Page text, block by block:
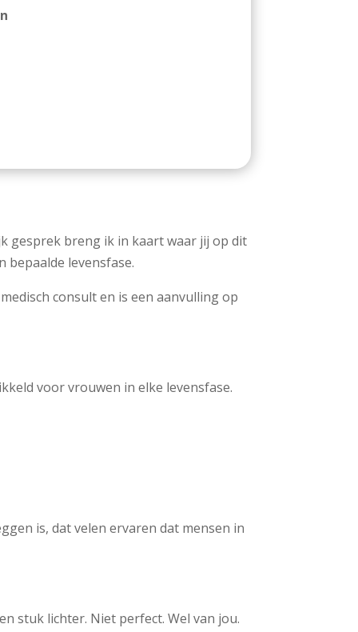
gesprek breng ik in kaart waar jij op dit
bepaalde levensfase.
consult en is een aanvulling op
voor vrouwen in elke levensfase.
is, dat velen ervaren dat mensen in
stuk lichter. Niet perfect. Wel van jou.